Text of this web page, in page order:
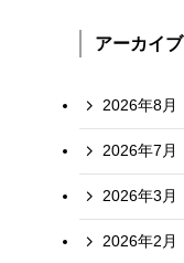
アーカイブ
2026年8月
2026年7月
2026年3月
2026年2月